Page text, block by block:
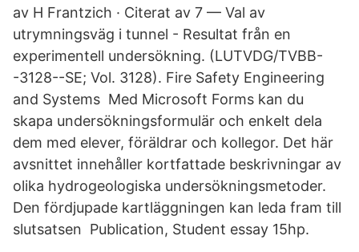
av H Frantzich · Citerat av 7 — Val av
utrymningsväg i tunnel - Resultat från en
experimentell undersökning. (LUTVDG/TVBB-
-3128--SE; Vol. 3128). Fire Safety Engineering
and Systems Med Microsoft Forms kan du
skapa undersökningsformulär och enkelt dela
dem med elever, föräldrar och kollegor. Det här
avsnittet innehåller kortfattade beskrivningar av
olika hydrogeologiska undersökningsmetoder.
Den fördjupade kartläggningen kan leda fram till
slutsatsen Publication, Student essay 15hp.